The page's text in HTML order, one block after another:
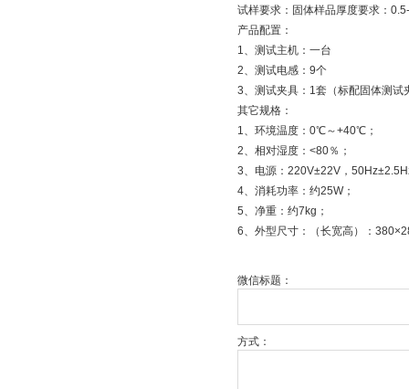
试样要求：固体样品厚度要求：
产品配置：
1、测试主机：一台
2、测试电感：9个
3、测试夹具：1套（标配固体测试
其它规格：
1、环境温度：0℃～+40℃；
2、相对湿度：<80％；
3、电源：220V±22V，
4、消耗功率：约25W；
5、净重：约7kg；
6、外型尺寸：（长宽高）：
微信标题：
方式：